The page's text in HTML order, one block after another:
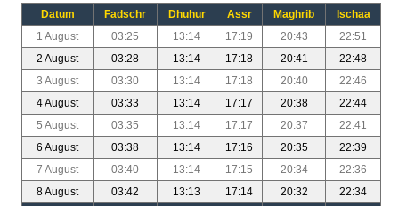
Datum Fadschr Dhuhur Assr Maghrib
Ischaa
1 August
03:25 13:14 17:19 20:43
22:51
2 August
03:28 13:14 17:18 20:41
22:48
3 August
03:30 13:14 17:18 20:40
22:46
4 August
03:33 13:14 17:17 20:38
22:44
5 August
03:35 13:14 17:17 20:37
22:41
6 August
03:38 13:14 17:16 20:35
22:39
7 August
03:40 13:14 17:15 20:34
22:36
8 August
03:42 13:13 17:14 20:32
22:34